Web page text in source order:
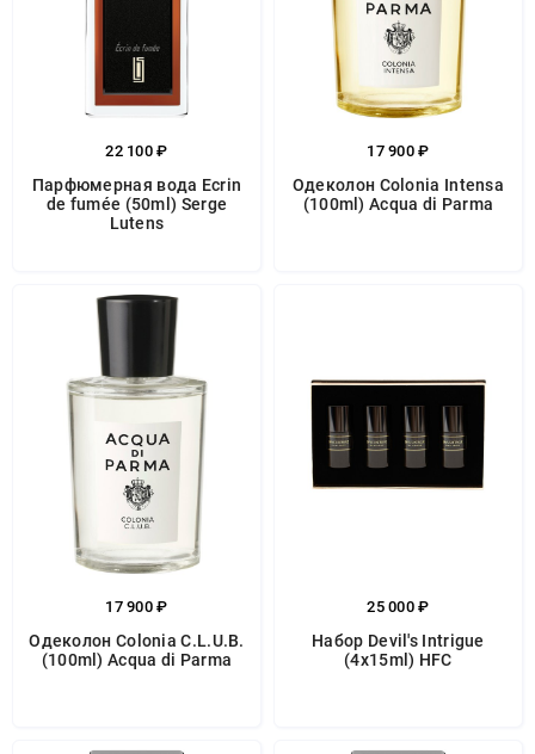
22 100 ₽
Парфюмерная вода Ecrin
de fumée (50ml) Serge
Lutens
17 900 ₽
Одеколон Colonia Intensa
(100ml) Acqua di Parma
17 900 ₽
Одеколон Colonia C.L.U.B.
(100ml) Acqua di Parma
25 000 ₽
Набор Devil's Intrigue
(4x15ml) HFC